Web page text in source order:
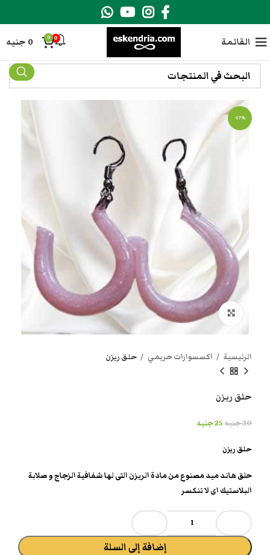
القائمة 0
0
0 جنيه
-17%
انقر هنا لتكبير الصورة
الرئيسية اكسسوارات حريمي حلق ريزن
حلق ريزن
30جنيه 25جنيه
حلق ريزن
حلق هاند ميد مصنوع من مادة الريزن التى لها شفافية الزجاج و صلابة
البلاستيك اى لا تنكسر
إضافة إلى السلة